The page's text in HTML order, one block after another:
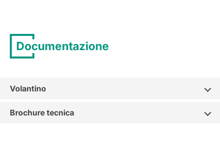
Documentazione
Volantino
Brochure tecnica